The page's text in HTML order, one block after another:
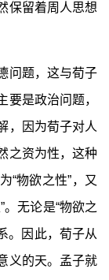
保留着周人思想
题，这与荀子
要是政治问题，
，因为荀子对人
之资为性，这种
“物欲之性”，又
无论是“物欲之
。因此，荀子从
义的天。孟子就